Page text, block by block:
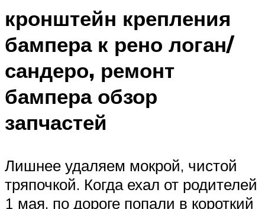
кронштейн крепления
бампера к рено логан/
сандеро, ремонт
бампера обзор
запчастей
Лишнее удаляем мокрой, чистой
тряпочкой. Когда ехал от родителей
1 мая, по дороге попали в короткий